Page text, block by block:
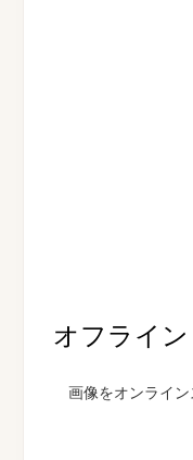
オフライ
画像をオンライ